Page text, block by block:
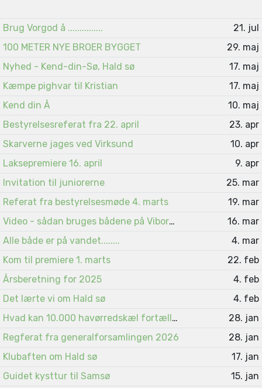
Brug Vorgod å ...............
21. jul
100 METER NYE BROER BYGGET
29. maj
Nyhed - Kend-din-Sø, Hald sø
17. maj
Kæmpe pighvar til Kristian
17. maj
Kend din Å
10. maj
Bestyrelsesreferat fra 22. april
23. apr
Skarverne jages ved Virksund
10. apr
Laksepremiere 16. april
9. apr
Invitation til juniorerne
25. mar
Referat fra bestyrelsesmøde 4. marts
19. mar
Video - sådan bruges bådene på Viborgsøerne
16. mar
Alle både er på vandet........
4. mar
Kom til premiere 1. marts
22. feb
Årsberetning for 2025
4. feb
Det lærte vi om Hald sø
4. feb
Hvad kan 10.000 havørredskæl fortælle ?
28. jan
Regferat fra generalforsamlingen 2026
28. jan
Klubaften om Hald sø
17. jan
Guidet kysttur til Samsø
15. jan